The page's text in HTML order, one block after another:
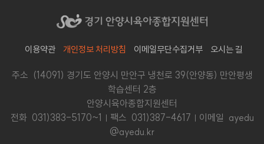
이용약관 개인정보 처리방침 이메일무단수집거부 오시는 길
주소 (14091) 경기도 안양시 만안구 냉천로 39(안양동) 만안평생
학습센터 2층
안양시육아종합지원센터
전화 031)383-5170~1 팩스 031)387-4617
이메일 ayedu
@ayedu.kr